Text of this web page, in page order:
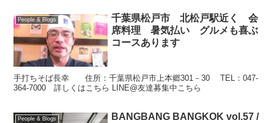
People & Blogs
千葉県松戸市 北松戸駅近く 会
席料理 暑気払い グルメも喜ぶ
コースあります
手打ちそば長幸 住所：千葉県松戸市上本郷301－30 TEL：047-
364-7000 詳しくはこちら LINE@友達募集中こちら
People & Blogs
BANGBANG BANGKOK vol.57 /